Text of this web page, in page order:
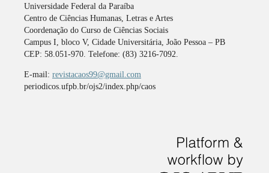
Universidade Federal da Paraíba
Centro de Ciências Humanas, Letras e Artes
Coordenação do Curso de Ciências Sociais
Campus I, bloco V, Cidade Universitária, João Pessoa – PB
CEP: 58.051-970. Telefone: (83) 3216-7092.
E-mail: revistacaos99@gmail.com
periodicos.ufpb.br/ojs2/index.php/caos